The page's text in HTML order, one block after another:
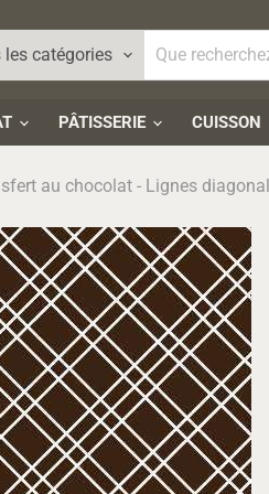
les catégories
PÂTISSERIE CUISSON
au chocolat - Lignes